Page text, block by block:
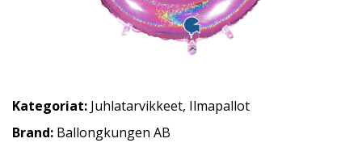
Kategoriat: Juhlatarvikkeet, Ilmapallot
Brand: Ballongkungen AB